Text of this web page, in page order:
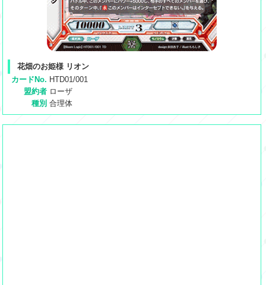
花畑のお姫様 リオン
カードNo. HTD01/001
盟約者 ローザ
種別 合理体